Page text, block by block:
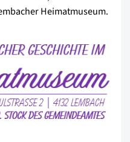
Heimatmuseum.